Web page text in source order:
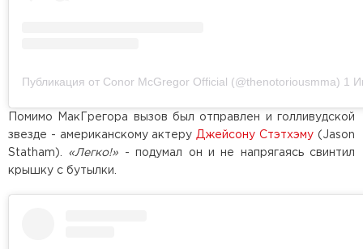
Публикация от Conor McGregor Official (@thenotoriousmma) 1
Помимо МакГрегора вызов был отправлен и голливудской
звезде - американскому актеру Джейсону Стэтхэму (Jason
Statham). «Легко!» - подумал он и не напрягаясь свинтил
крышку с бутылки.